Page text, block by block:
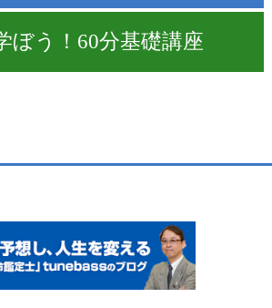
ぼう！60分基礎講座